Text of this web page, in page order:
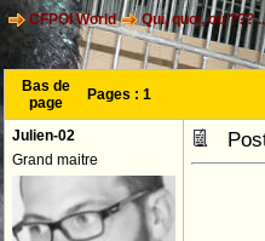
CFPOI World Qui, quoi, où ???
Bas de
page
Pages : 1
Julien-02
Grand maitre